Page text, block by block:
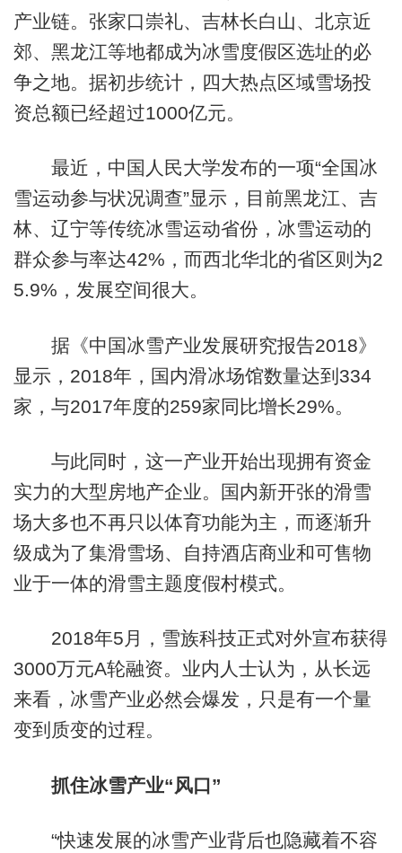
产业链。张家口崇礼、吉林长白山、北京近
郊、黑龙江等地都成为冰雪度假区选址的必
争之地。据初步统计，四大热点区域雪场投
资总额已经超过1000亿元。
最近，中国人民大学发布的一项“全国冰
雪运动参与状况调查”显示，目前黑龙江、吉
林、辽宁等传统冰雪运动省份，冰雪运动的
群众参与率达42%，而西北华北的省区则为2
5.9%，发展空间很大。
据《中国冰雪产业发展研究报告2018》
显示，2018年，国内滑冰场馆数量达到334
家，与2017年度的259家同比增长29%。
与此同时，这一产业开始出现拥有资金
实力的大型房地产企业。国内新开张的滑雪
场大多也不再只以体育功能为主，而逐渐升
级成为了集滑雪场、自持酒店商业和可售物
业于一体的滑雪主题度假村模式。
2018年5月，雪族科技正式对外宣布获得
3000万元A轮融资。业内人士认为，从长远
来看，冰雪产业必然会爆发，只是有一个量
变到质变的过程。
抓住冰雪产业“风口”
“快速发展的冰雪产业背后也隐藏着不容